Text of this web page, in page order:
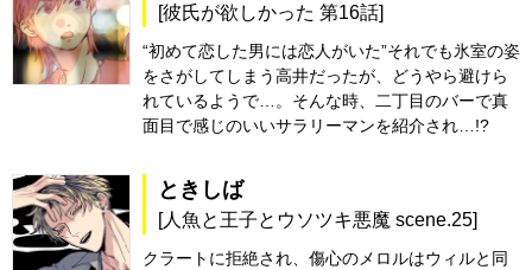
[彼氏が欲しかった 第16話]
“初めて恋した男には恋人がいた”それでも氷室の姿
をさがしてしまう高井だったが、どうやら避けら
れているようで…。そんな時、二丁目のバーで真
面目で感じのいいサラリーマンを紹介され…!?
ときしば
[人魚と王子とウソツキ悪魔 scene.25]
クラートに拒絶され、傷心のメロルはウィルと同